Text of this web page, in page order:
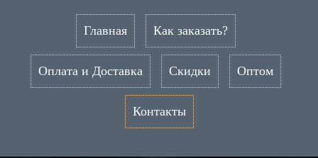
Главная Как заказать?
Оплата и Доставка Скидки Оптом
Контакты